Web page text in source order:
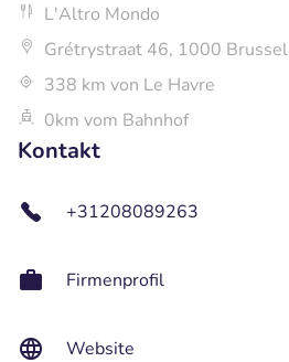
L'Altro Mondo
Grétrystraat 46, 1000 Brussel
338 km von Le Havre
0km vom Bahnhof
Kontakt
+31208089263
Firmenprofil
Website